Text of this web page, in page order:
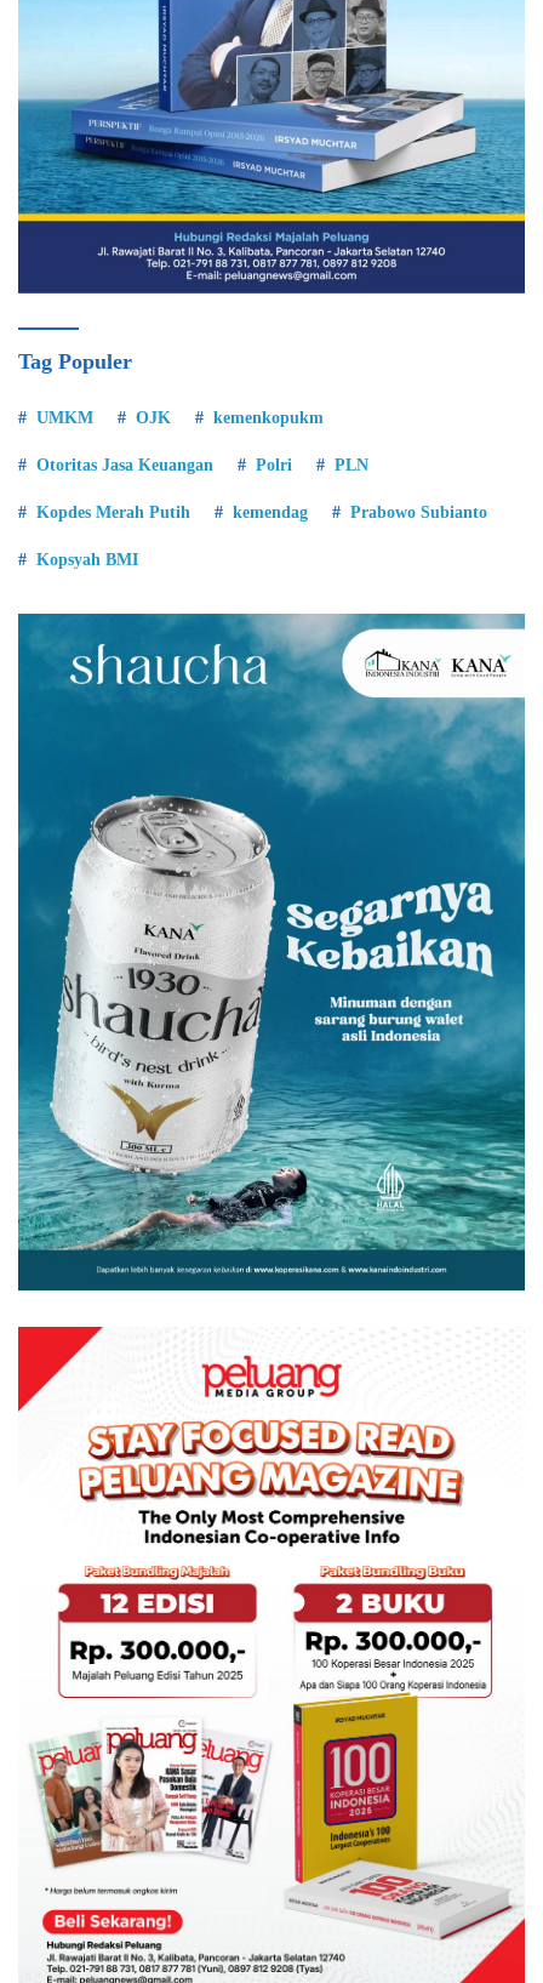
Tag Populer
UMKM OJK kemenkopukm
Otoritas Jasa Keuangan Polri PLN
Kopdes Merah Putih kemendag Prabowo Subianto
Kopsyah BMI